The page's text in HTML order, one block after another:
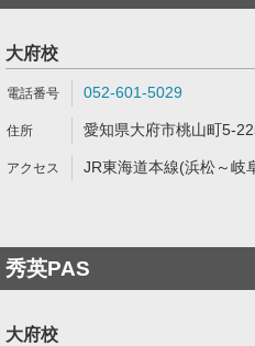
大府校
052-601-5029
愛知県大府市桃山町5-
JR東海道本線(浜松～岐
秀英PAS
大府校